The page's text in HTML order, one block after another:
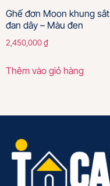
Ghế đơn Moon khung sắt
đan dây – Màu đen
2,450,000₫
Thêm vào giỏ hàng